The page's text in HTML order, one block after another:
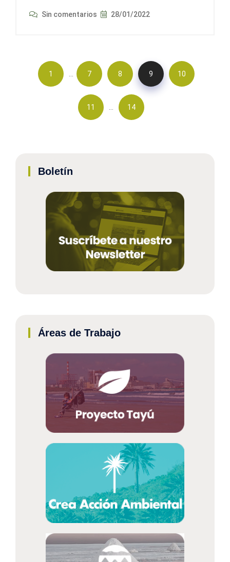
Sin comentarios 28/01/2022
1 … 7 8 9 10
11 … 14
Boletín
Áreas de Trabajo